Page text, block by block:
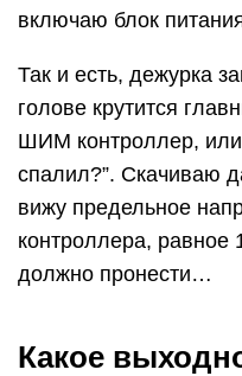
включаю блок
Так и есть, дежурка
голове крутится
ШИМ контроллер, или
спалил?”. Скачиваю
вижу предельное
контроллера,
должно пронести…
Какое